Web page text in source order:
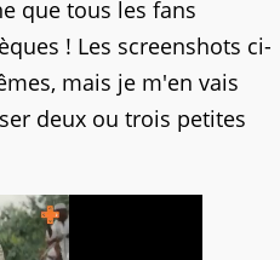
que tous les fans
! Les screenshots ci-
mais je m'en vais
deux ou trois petites